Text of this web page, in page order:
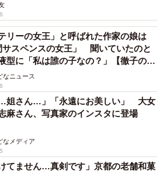
リーの女王」と呼ばれた作家の娘は
サスペンスの女王」 聞いていたのと
型に「私は誰の子なの？」【徹子の部
なニュース
…姐さん…」「永遠にお美しい」 大女
麻さん、写真家のインスタに登場
なメディア
けてません…真剣です」京都の老舗和菓